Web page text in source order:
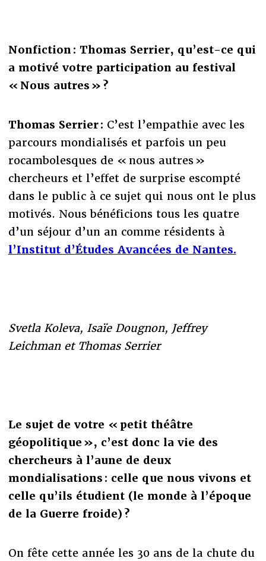
Nonfiction : Thomas Serrier, qu’est-ce qui
a motivé votre participation au festival
« Nous autres » ?
Thomas Serrier : C’est l’empathie avec les
parcours mondialisés et parfois un peu
rocambolesques de « nous autres »
chercheurs et l’effet de surprise escompté
dans le public à ce sujet qui nous ont le plus
motivés. Nous bénéficions tous les quatre
d’un séjour d’un an comme résidents à
l’Institut d’Études Avancées de Nantes.
Svetla Koleva, Isaïe Dougnon, Jeffrey
Leichman et Thomas Serrier
Le sujet de votre « petit théâtre
géopolitique », c’est donc la vie des
chercheurs à l’aune de deux
mondialisations : celle que nous vivons et
celle qu’ils étudient (le monde à l’époque
de la Guerre froide) ?
On fête cette année les 30 ans de la chute du